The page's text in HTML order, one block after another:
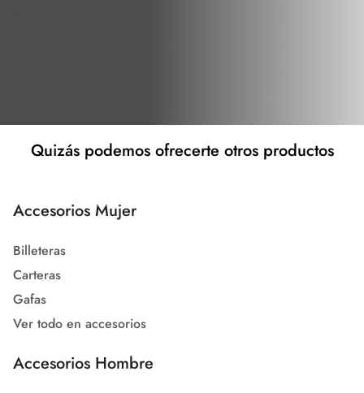
Quizás podemos ofrecerte otros productos
Accesorios Mujer
Billeteras
Carteras
Gafas
Ver todo en accesorios
Accesorios Hombre